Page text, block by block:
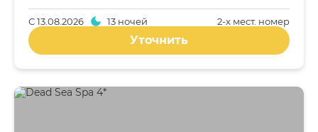
2-x мест. номер
С13.08.2026 13 ночей
Уточнить